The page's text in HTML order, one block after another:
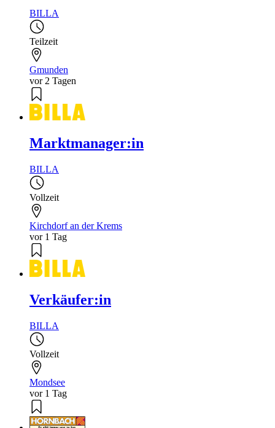
BILLA
Teilzeit
Gmunden
vor 2 Tagen
Marktmanager:in
BILLA
Vollzeit
Kirchdorf an der Krems
vor 1 Tag
Verkäufer:in
BILLA
Vollzeit
Mondsee
vor 1 Tag